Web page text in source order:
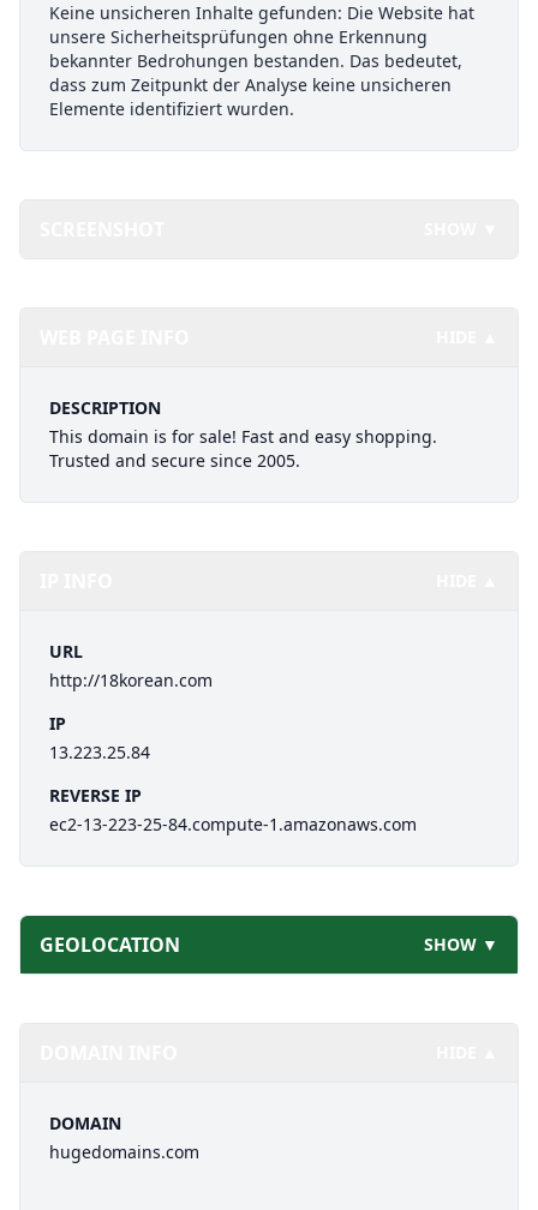
Keine unsicheren Inhalte gefunden: Die Website hat
unsere Sicherheitsprüfungen ohne Erkennung
bekannter Bedrohungen bestanden. Das bedeutet,
dass zum Zeitpunkt der Analyse keine unsicheren
Elemente identifiziert wurden.
DESCRIPTION
This domain is for sale! Fast and easy shopping.
Trusted and secure since 2005.
URL
http://18korean.com
IP
13.223.25.84
REVERSE IP
ec2-13-223-25-84.compute-1.amazonaws.com
GEOLOCATION SHOW ▼
DOMAIN
hugedomains.com